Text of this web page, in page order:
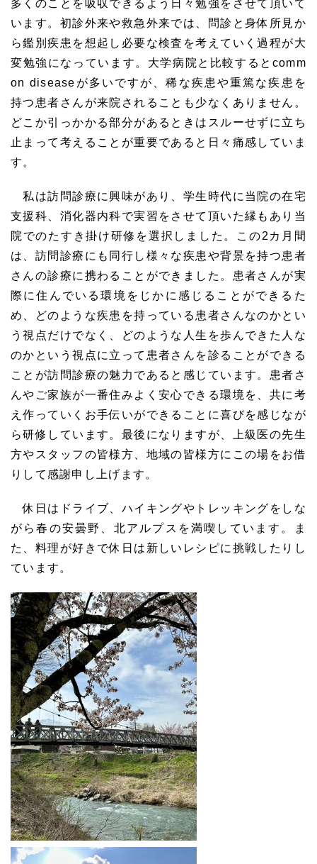
多くのことを吸収できるよう日々勉強をさせて頂いて
います。初診外来や救急外来では、問診と身体所見か
ら鑑別疾患を想起し必要な検査を考えていく過程が大
変勉強になっています。大学病院と比較するとcomm
on diseaseが多いですが、稀な疾患や重篤な疾患を
持つ患者さんが来院されることも少なくありません。
どこか引っかかる部分があるときはスルーせずに立ち
止まって考えることが重要であると日々痛感していま
す。
私は訪問診療に興味があり、学生時代に当院の在宅
支援科、消化器内科で実習をさせて頂いた縁もあり当
院でのたすき掛け研修を選択しました。この2カ月間
は、訪問診療にも同行し様々な疾患や背景を持つ患者
さんの診療に携わることができました。患者さんが実
際に住んでいる環境をじかに感じることができるた
め、どのような疾患を持っている患者さんなのかとい
う視点だけでなく、どのような人生を歩んできた人な
のかという視点に立って患者さんを診ることができる
ことが訪問診療の魅力であると感じています。患者さ
んやご家族が一番住みよく安心できる環境を、共に考
え作っていくお手伝いができることに喜びを感じなが
ら研修しています。最後になりますが、上級医の先生
方やスタッフの皆様方、地域の皆様方にこの場をお借
りして感謝申し上げます。
休日はドライブ、ハイキングやトレッキングをしな
がら春の安曇野、北アルプスを満喫しています。ま
た、料理が好きで休日は新しいレシピに挑戦したりし
ています。